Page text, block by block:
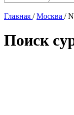
Главная / Москва /
Поиск